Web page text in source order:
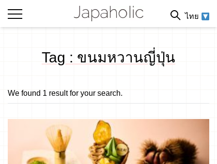
ไทย
Tag : ขนมหวานญี่ปุ่น
We found 1 result for your search.